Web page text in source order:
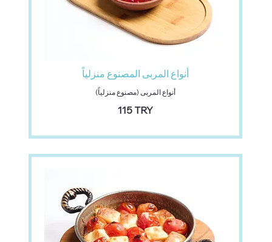
أنواع المربى المصنوع منزلياً
أنواع المربى (مصنوع منزلياً)
‏115 TRY